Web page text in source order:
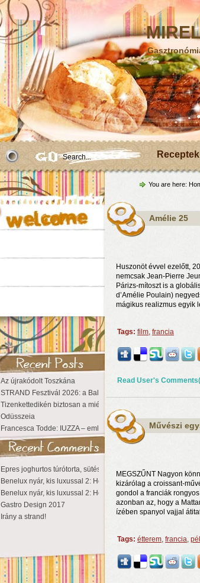
Receptek
Az újrakódolt Toszkána
STRAND Fesztivál 2026: a Balaton partján a nyár még tart!
Tizenkettedikén biztosan a miénk a Sziget!
Odüsszeia
Francesca Todde: IUZZA – emlékezet, táj és irodalom
Epres joghurtos túrótorta, sütés nélkül
Benelux nyár, kis luxussal 2: Hollandia
Benelux nyár, kis luxussal 2: Hollandia
Gastro Design 2017
Irány a strand!
You are here:
Amélie 25
Huszonöt évvel ezelőtt,
nemcsak Jean-Pierre
Párizs-mítoszt is a
d’Amélie Poulain)
mágikus realizmus egyik
Tags: film, francia
Read User's
Művészi
MEGSZŰNT Nagyon
kizárólag a croissant-
gondol a franciák
azonban az, hogy a
ízében spanyol vajjal
Tags: étterem, francia,